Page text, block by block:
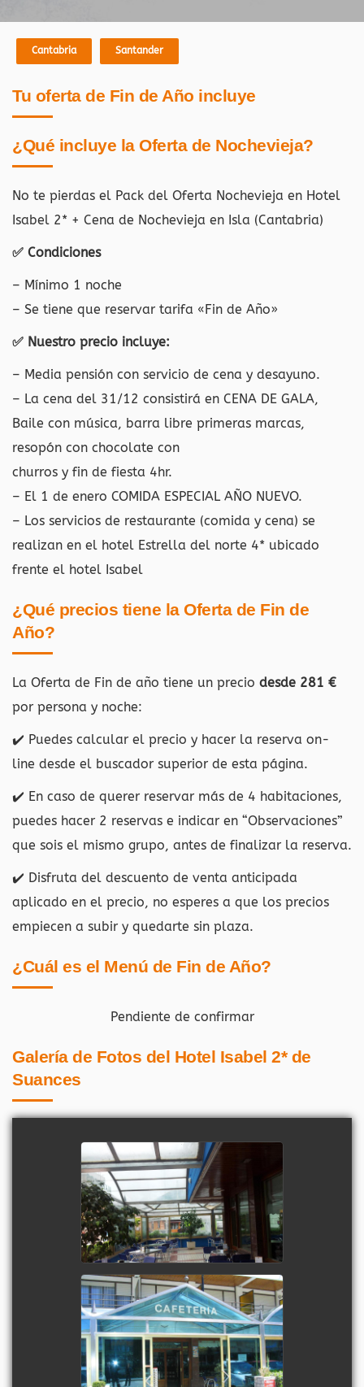
Cantabria Santander
Tu oferta de Fin de Año incluye
¿Qué incluye la Oferta de Nochevieja?
No te pierdas el Pack del Oferta Nochevieja en Hotel
Isabel 2* + Cena de Nochevieja en Isla (Cantabria)
✅ Condiciones
– Mínimo 1 noche
– Se tiene que reservar tarifa «Fin de Año»
✅ Nuestro precio incluye:
– Media pensión con servicio de cena y desayuno.
– La cena del 31/12 consistirá en CENA DE GALA,
Baile con música, barra libre primeras marcas,
resopón con chocolate con
churros y fin de fiesta 4hr.
– El 1 de enero COMIDA ESPECIAL AÑO NUEVO.
– Los servicios de restaurante (comida y cena) se
realizan en el hotel Estrella del norte 4* ubicado
frente el hotel Isabel
¿Qué precios tiene la Oferta de Fin de
Año?
La Oferta de Fin de año tiene un precio desde 281 €
por persona y noche:
✔️ Puedes calcular el precio y hacer la reserva on-
line desde el buscador superior de esta página.
✔️ En caso de querer reservar más de 4 habitaciones,
puedes hacer 2 reservas e indicar en “Observaciones”
que sois el mismo grupo, antes de finalizar la reserva.
✔️ Disfruta del descuento de venta anticipada
aplicado en el precio, no esperes a que los precios
empiecen a subir y quedarte sin plaza.
¿Cuál es el Menú de Fin de Año?
Pendiente de confirmar
Galería de Fotos del Hotel Isabel 2* de
Suances